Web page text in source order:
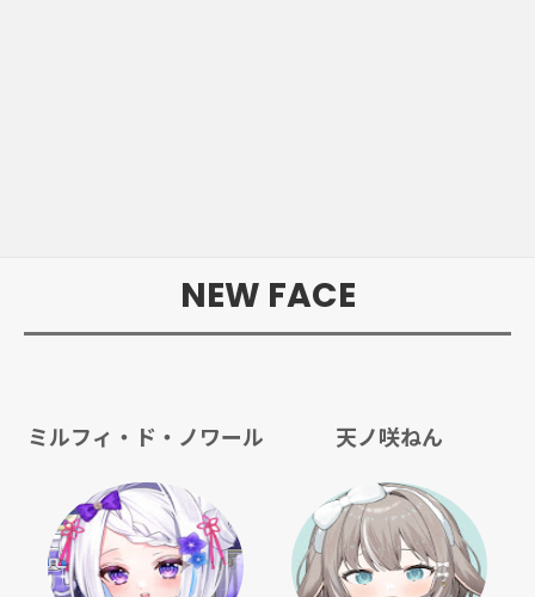
NEW FACE
ミルフィ・ド・ノワール 天ノ咲ねん